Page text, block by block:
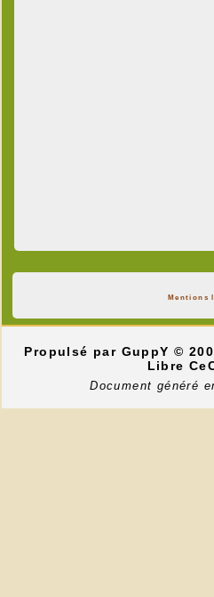
Mentions
Propulsé par GuppY©
Libre
Document généré